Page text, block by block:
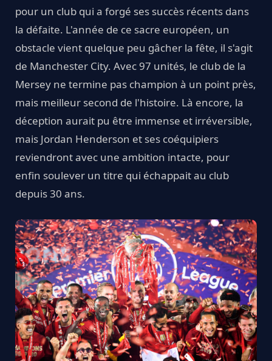
pour un club qui a forgé ses succès récents dans
la défaite. L'année de ce sacre européen, un
obstacle vient quelque peu gâcher la fête, il s'agit
de Manchester City. Avec 97 unités, le club de la
Mersey ne termine pas champion à un point près,
mais meilleur second de l'histoire. Là encore, la
déception aurait pu être immense et irréversible,
mais Jordan Henderson et ses coéquipiers
reviendront avec une ambition intacte, pour
enfin soulever un titre qui échappait au club
depuis 30 ans.